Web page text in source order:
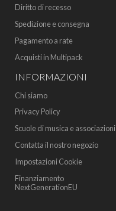
Diritto di recesso
Spedizione e consegna
Pagamento a rate
Acquisti in Multipack
INFORMAZIONI
Chi siamo
Privacy Policy
Scuole di musica e associazioni
Contatta il nostro negozio
Impostazioni Cookie
Finanziamento
NextGenerationEU